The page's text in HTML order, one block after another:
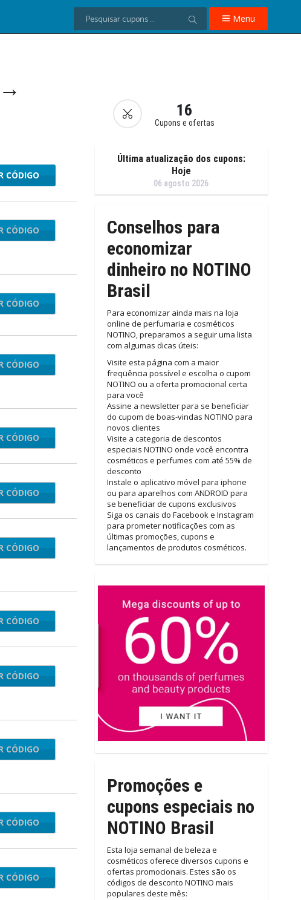
Menu
→
16
Cupons e ofertas
RIDAY15
CÓDIGO
notino
CÓDIGO
beauty
CÓDIGO
yUnites
CÓDIGO
aircare
CÓDIGO
men15
CÓDIGO
brand20
CÓDIGO
NICHEGB
CÓDIGO
brands
CÓDIGO
mobile
CÓDIGO
cyber
CÓDIGO
NOTINO
CÓDIGO
Última atualização dos cupons:
Hoje
06 agosto 2026
Conselhos para
economizar
dinheiro no NOTINO
Brasil
Para economizar ainda mais na loja
online de perfumaria e cosméticos
NOTINO, preparamos a seguir uma lista
com algumas dicas úteis:
Visite esta página com a maior
freqüência possível e escolha o cupom
NOTINO ou a oferta promocional certa
para você
Assine a newsletter para se beneficiar
do cupom de boas-vindas NOTINO para
novos clientes
Visite a categoria de descontos
especiais NOTINO onde você encontra
cosméticos e perfumes com até 55% de
desconto
Instale o aplicativo móvel para iphone
ou para aparelhos com ANDROID para
se beneficiar de cupons exclusivos
Siga os canais do Facebook e Instagram
para prometer notificações com as
últimas promoções, cupons e
lançamentos de produtos cosméticos.
Promoções e
cupons especiais no
NOTINO Brasil
Esta loja semanal de beleza e
cosméticos oferece diversos cupons e
ofertas promocionais. Estes são os
códigos de desconto NOTINO mais
populares deste mês: